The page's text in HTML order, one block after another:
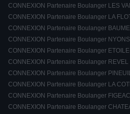
CONNEXION Partenaire Boulanger LES
CONNEXION Partenaire Boulanger LA
CONNEXION Partenaire Boulanger
CONNEXION Partenaire Boulanger
CONNEXION Partenaire Boulanger
CONNEXION Partenaire Boulanger REVEL
CONNEXION Partenaire Boulanger
CONNEXION Partenaire Boulanger LA
CONNEXION Partenaire Boulanger
CONNEXION Partenaire Boulanger